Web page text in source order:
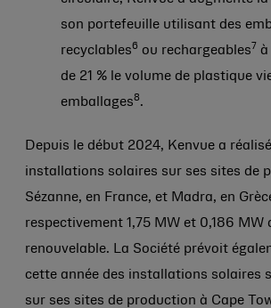
son portefeuille utilisant des
recyclables6 ou rechargeables 7 à
de 21 % le volume de plastique
emballages8 .
Depuis le début 2024, Kenvue a
installations solaires sur ses sites de
Sézanne, en France, et Madra, en
respectivement 1,75 MW et 0,186 MW
renouvelable. La Société prévoit
cette année des installations solaires
sur ses sites de production à Cape